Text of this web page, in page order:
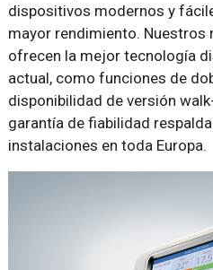
dispositivos modernos y
mayor rendimiento.
ofrecen la mejor tecnología
actual, como funciones de
disponibilidad de versión
garantía de fiabilidad
instalaciones en toda Europa.